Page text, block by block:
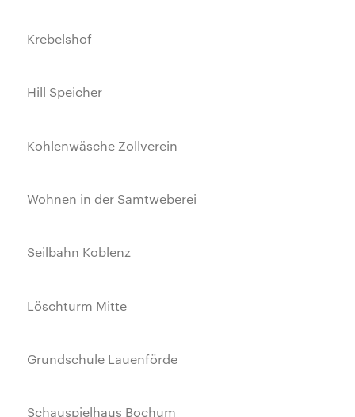
Krebelshof
Hill Speicher
Kohlenwäsche Zollverein
Wohnen in der Samtweberei
Seilbahn Koblenz
Löschturm Mitte
Grundschule Lauenförde
Schauspielhaus Bochum